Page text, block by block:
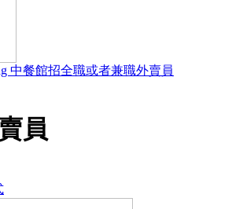
中餐館招全職或者兼職外賣員
員